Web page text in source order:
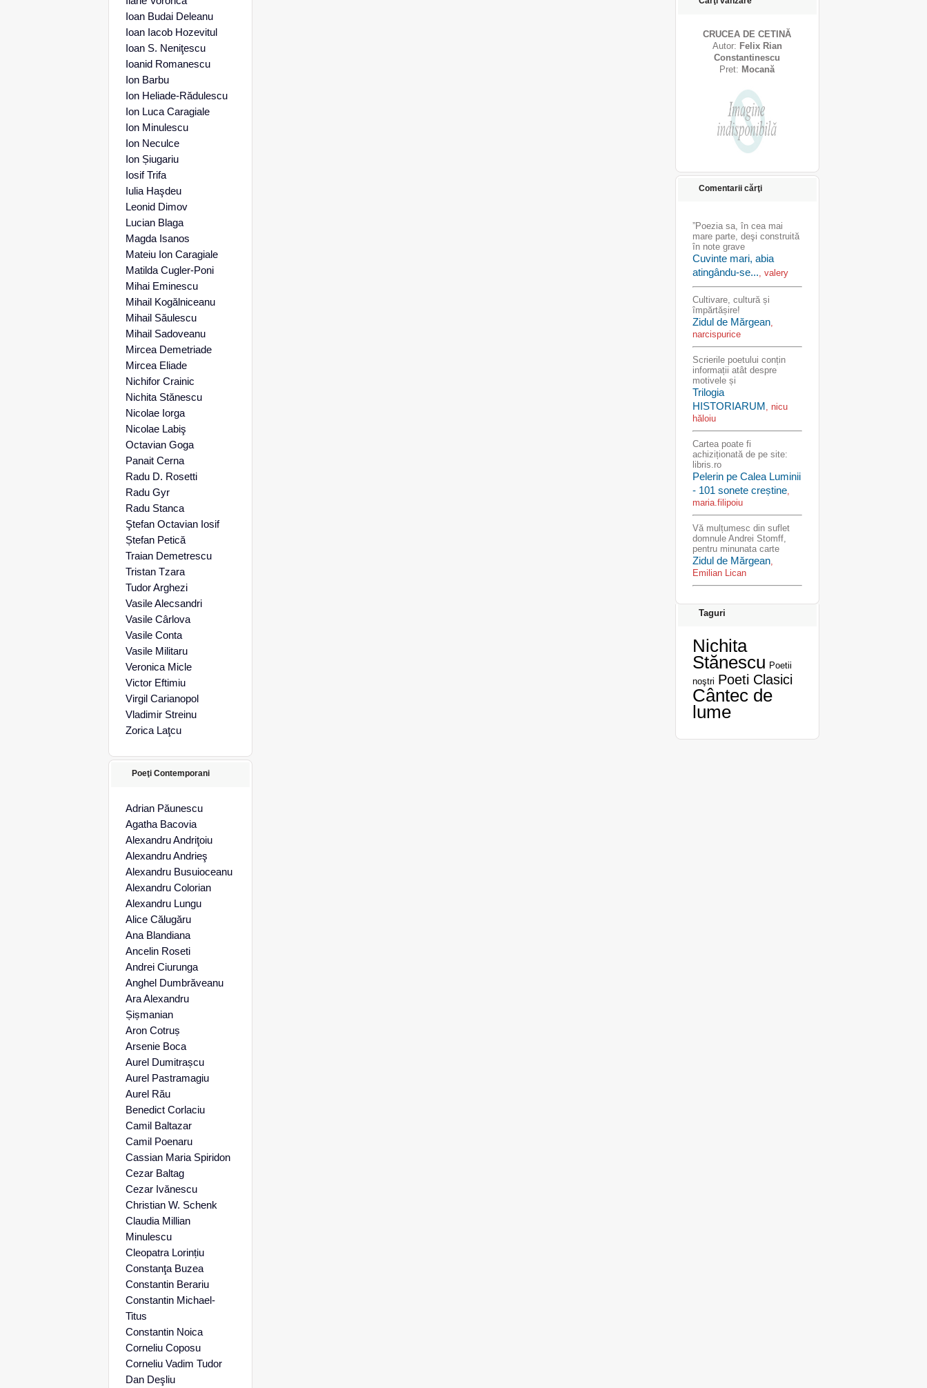
Ioan Budai Deleanu
Ioan Iacob Hozevitul
Ioan S. Neniţescu
Ioanid Romanescu
Ion Barbu
Ion Heliade-Rădulescu
Ion Luca Caragiale
Ion Minulescu
Ion Neculce
Ion Șiugariu
Iosif Trifa
Iulia Haşdeu
Leonid Dimov
Lucian Blaga
Magda Isanos
Mateiu Ion Caragiale
Matilda Cugler-Poni
Mihai Eminescu
Mihail Kogălniceanu
Mihail Săulescu
Mihail Sadoveanu
Mircea Demetriade
Mircea Eliade
Nichifor Crainic
Nichita Stănescu
Nicolae Iorga
Nicolae Labiş
Octavian Goga
Panait Cerna
Radu D. Rosetti
Radu Gyr
Radu Stanca
Ştefan Octavian Iosif
Ștefan Petică
Traian Demetrescu
Tristan Tzara
Tudor Arghezi
Vasile Alecsandri
Vasile Cârlova
Vasile Conta
Vasile Militaru
Veronica Micle
Victor Eftimiu
Virgil Carianopol
Vladimir Streinu
Zorica Laţcu
Poeţi Contemporani
Adrian Păunescu
Agatha Bacovia
Alexandru Andriţoiu
Alexandru Andrieş
Alexandru Busuioceanu
Alexandru Colorian
Alexandru Lungu
Alice Călugăru
Ana Blandiana
Ancelin Roseti
Andrei Ciurunga
Anghel Dumbrăveanu
Ara Alexandru
Șișmanian
Aron Cotruș
Arsenie Boca
Aurel Dumitrașcu
Aurel Pastramagiu
Aurel Rău
Benedict Corlaciu
Camil Baltazar
Camil Poenaru
Cassian Maria Spiridon
Cezar Baltag
Cezar Ivănescu
Christian W. Schenk
Claudia Millian
Minulescu
Cleopatra Lorințiu
Constanţa Buzea
Constantin Berariu
Constantin Michael-
Titus
Constantin Noica
Corneliu Coposu
Corneliu Vadim Tudor
Dan Deşliu
CRUCEA DE CETINĂ
Autor: Felix Rian
Constantinescu
Pret: Mocană
Comentarii cărţi
”Poezia sa, în cea mai
mare parte, deşi construită
în note grave
Cuvinte mari, abia
atingându-se..., valery
Cultivare, cultură și
împărtășire!
Zidul de Mărgean,
narcispurice
Scrierile poetului conțin
informații atât despre
motivele și
Trilogia
HISTORIARUM, nicu
hăloiu
Cartea poate fi
achiziționată de pe site:
libris.ro
Pelerin pe Calea Luminii
- 101 sonete creștine,
maria.filipoiu
Vă mulțumesc din suflet
domnule Andrei Stomff,
pentru minunata carte
Zidul de Mărgean,
Emilian Lican
Taguri
Nichita
Stănescu Poetii
noştri Poeti Clasici
Cântec de
lume